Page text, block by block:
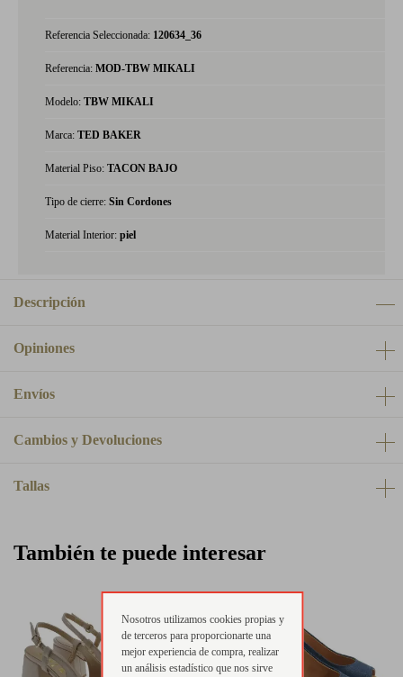
Referencia Seleccionada: 120634_36
Referencia: MOD-TBW MIKALI
Modelo: TBW MIKALI
Marca: TED BAKER
Material Piso: TACON BAJO
Tipo de cierre: Sin Cordones
Material Interior: piel
Descripción
Opiniones
Envíos
Cambios y Devoluciones
Tallas
También te puede interesar
Nosotros utilizamos cookies propias y
de terceros para proporcionarte una
mejor experiencia de compra, realizar
un análisis estadístico que nos sirve